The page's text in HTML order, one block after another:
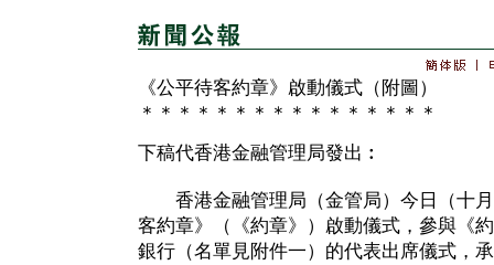
《公平待客約章》啟動儀式（附圖）
＊＊＊＊＊＊＊＊＊＊＊＊＊＊＊＊
下稿代香港金融管理局發出︰
香港金融管理局（金管局）今日（十月
客約章》（《約章》）啟動儀式，參與《
銀行（名單見附件一）的代表出席儀式，